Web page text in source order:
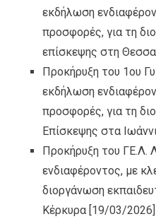
εκδήλωση
προσφορές, για τη
επίσκεψης στη
Προκήρυξη του 1ου
εκδήλωση
προσφορές, για τη
Επίσκεψης στα
Προκήρυξη του ΓΕ.Λ.
ενδιαφέροντος, με
διοργάνωση
Κέρκυρα [19/03/2026]